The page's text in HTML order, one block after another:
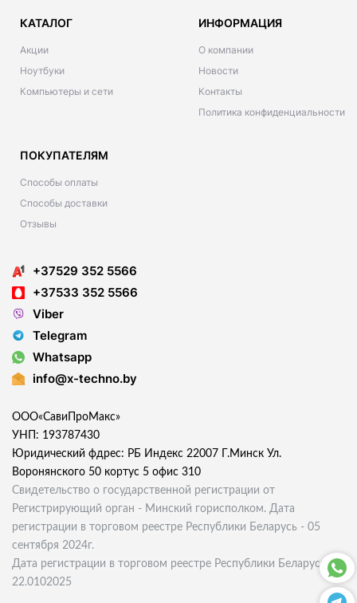
КАТАЛОГ
Акции
Ноутбуки
Компьютеры и сети
ИНФОРМАЦИЯ
О компании
Новости
Контакты
Политика конфиденциальности
ПОКУПАТЕЛЯМ
Способы оплаты
Способы доставки
Отзывы
+37529 352 5566
+37533 352 5566
Viber
Telegram
Whatsapp
info@x-techno.by
ООО«СавиПроМакс»
УНП: 193787430
Юридический фдрес: РБ Индекс 22007 Г.Минск Ул.
Воронянского 50 кортус 5 офис 310
Свидетельство о государственной регистрации от
Регистрирующий орган - Минский горисполком. Дата
регистрации в торговом реестре Республики Беларусь - 05
сентября 2024г.
Дата регистрации в торговом реестре Республики Беларусь
22.0102025